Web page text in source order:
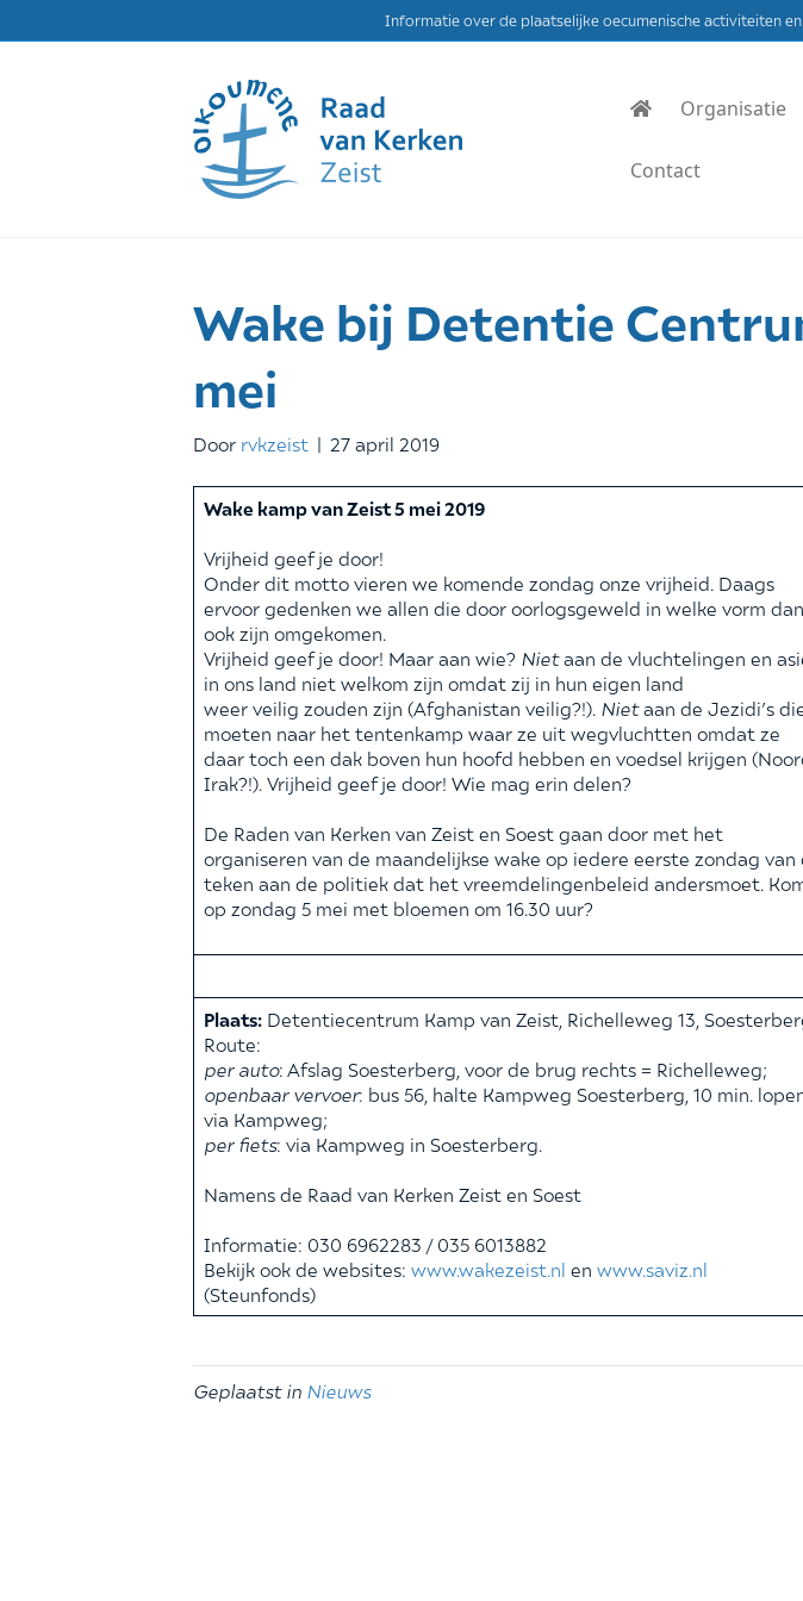
Informatie over de plaatselijke oecumenische activiteiten
Organisatie
Contact
Wake bij Detentie
mei
Door rvkzeist | 27 april 2019
Wake kamp van Zeist 5 mei 2019
Vrijheid geef je door!
Onder dit motto vieren we komende zondag onze vrijheid. Daags
ervoor gedenken we allen die door oorlogsgeweld in welke vorm dan
ook zijn omgekomen.
Vrijheid geef je door! Maar aan wie? Nietaan de vluchtelingen en
in ons land niet welkom zijn omdat zij in hun eigen land
weer veilig zouden zijn (Afghanistan veilig?!). Nietaan de Jezidi’s
moeten naar het tentenkamp waar ze uit wegvluchtten omdat ze
daar toch een dak boven hun hoofd hebben en voedsel krijgen
Irak?!). Vrijheid geef je door! Wie mag erin delen?
De Raden van Kerken van Zeist en Soest gaan door met het
organiseren van de maandelijkse wake op iedere eerste zondag van
teken aan de politiek dat het vreemdelingenbeleid andersmoet.
op zondag 5 mei met bloemen om 16.30 uur?
Plaats:Detentiecentrum Kamp van Zeist, Richelleweg 13,
Route:
per auto: Afslag Soesterberg, voor de brug rechts = Richelleweg;
openbaar vervoer: bus 56, halte Kampweg Soesterberg, 10 min.
via Kampweg;
per fiets: via Kampweg in Soesterberg.
Namens de Raad van Kerken Zeist en Soest
Informatie: 030 6962283 / 035 6013882
Bekijk ook de websites: www.wakezeist.nl en www.saviz.nl
(Steunfonds)
Geplaatst in Nieuws